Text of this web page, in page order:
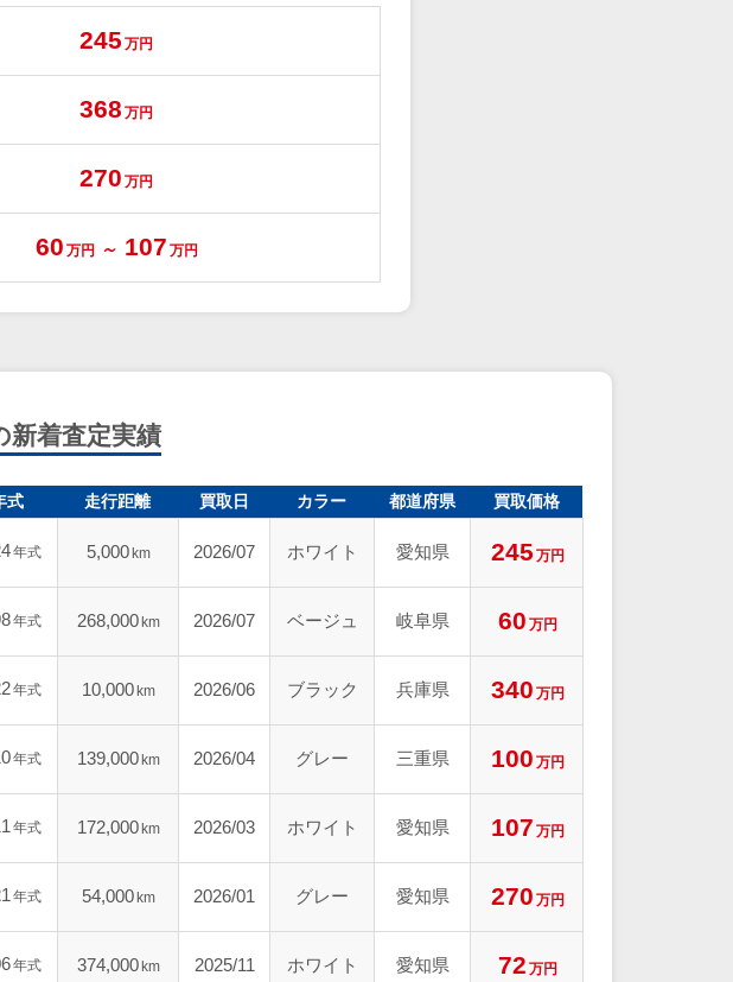
245 万円
368 万円
270 万円
60 万円～ 107 万円
新着査定実績
式 走行距離 買取日 カラー 都道府県 買取価格
年式 5,000 km 2026/07 ホワイト 愛知県 245 万円
年式 268,000 km 2026/07 ベージュ 岐阜県 60 万円
年式 10,000 km 2026/06 ブラック 兵庫県 340 万円
年式 139,000 km 2026/04 グレー 三重県 100 万円
年式 172,000 km 2026/03 ホワイト 愛知県 107 万円
年式 54,000 km 2026/01 グレー 愛知県 270 万円
年式 374,000 km 2025/11 ホワイト 愛知県 72 万円